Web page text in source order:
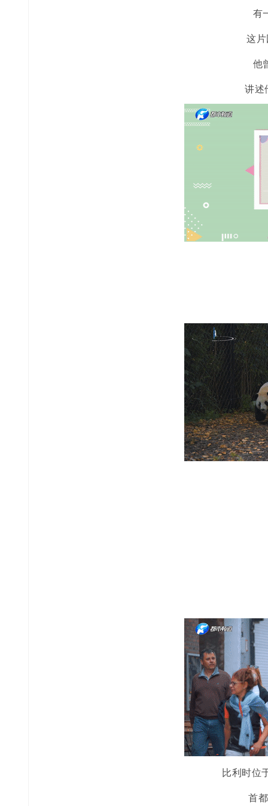
有
这
他
讲述
比利时位
首